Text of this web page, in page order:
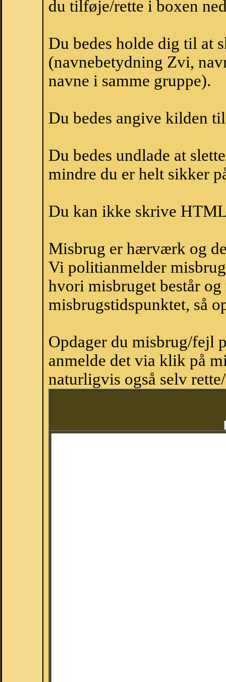
du tilføje/rette i boxen
Du bedes holde dig til at
(navnebetydning Zvi,
navne i samme gruppe).
Du bedes angive kilden
Du bedes undlade at
mindre du er helt sikker
Du kan ikke skrive
Misbrug er hærværk og
Vi politianmelder
hvori misbruget består
misbrugstidspunktet, så
Opdager du misbrug/fejl
anmelde det via klik på
naturligvis også selv